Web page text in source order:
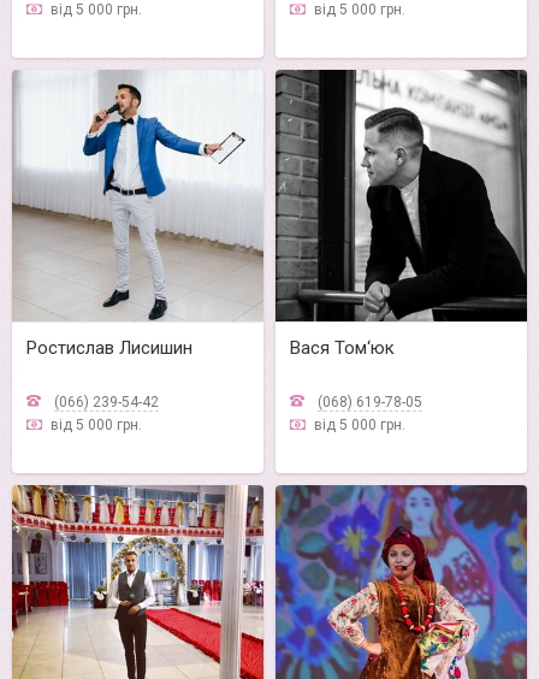
від 5 000 грн.
від 5 000 грн.
Ростислав Лисишин
(066) 239-54-42
від 5 000 грн.
Вася Том‘юк
(068) 619-78-05
від 5 000 грн.